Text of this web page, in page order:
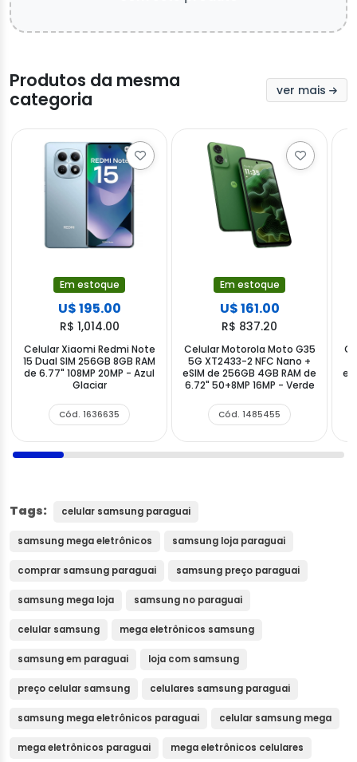
Produtos da mesma
categoria
ver mais
Em estoque
U$ 195.00
R$ 1,014.00
Celular Xiaomi Redmi Note
15 Dual SIM 256GB 8GB RAM
de 6.77" 108MP 20MP - Azul
Glaciar
Cód. 1636635
Em estoque
U$ 161.00
R$ 837.20
Celular Motorola Moto G35
5G XT2433-2 NFC Nano +
eSIM de 256GB 4GB RAM de
6.72" 50+8MP 16MP - Verde
Cód. 1485455
Tags: celular samsung paraguai
samsung mega eletrônicos samsung loja paraguai
comprar samsung paraguai samsung preço paraguai
samsung mega loja samsung no paraguai
celular samsung mega eletrônicos samsung
samsung em paraguai loja com samsung
preço celular samsung celulares samsung paraguai
samsung mega eletrônicos paraguai celular samsung mega
mega eletrônicos paraguai mega eletrônicos celulares